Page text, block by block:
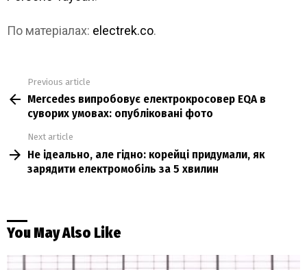
По матеріалах: electrek.co.
more
Previous article
Mercedes випробовує електрокросовер EQA в
суворих умовах: опубліковані фото
Next article
Не ідеально, але гідно: корейці придумали, як
зарядити електромобіль за 5 хвилин
You May Also Like